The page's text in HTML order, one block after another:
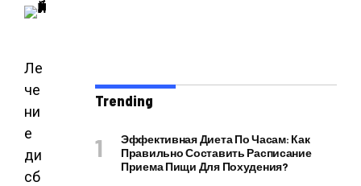
Ле
че
ни
е
ди
сб
Trending
Эффективная Диета По Часам: Как
Правильно Составить Расписание
Приема Пищи Для Похудения?